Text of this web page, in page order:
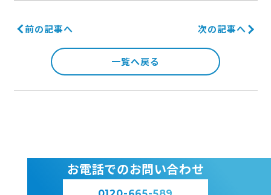
前の記事へ 次の記事へ
一覧へ戻る
お電話でのお問い合わせ